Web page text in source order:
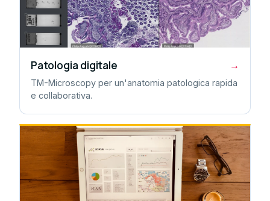
Patologia digitale →
TM-Microscopy per un'anatomia patologica rapida
e collaborativa.